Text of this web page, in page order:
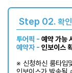
Step 02. 확
투어픽 - 예약 가능
예약자 - 인보이스
※ 신청하신 룸타입